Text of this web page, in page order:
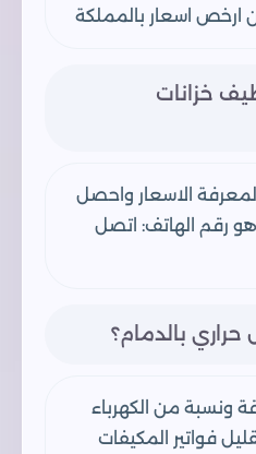
ارخص اسعار بالمملكة
خزانات
الاسعار واحصل
وهذا هو رقم الهاتف: اتصل
بالدمام؟
ونسبة من الكهرباء
فواتير المكيفات